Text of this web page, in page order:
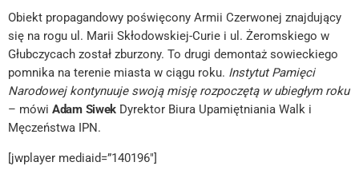
Obiekt propagandowy poświęcony Armii Czerwonej znajdujący
się na rogu ul. Marii Skłodowskiej-Curie i ul. Żeromskiego w
Głubczycach został zburzony. To drugi demontaż sowieckiego
pomnika na terenie miasta w ciągu roku. Instytut Pamięci
Narodowej kontynuuje swoją misję rozpoczętą w ubiegłym roku
– mówi Adam Siwek Dyrektor Biura Upamiętniania Walk i
Męczeństwa IPN.
[jwplayer mediaid=”140196″]